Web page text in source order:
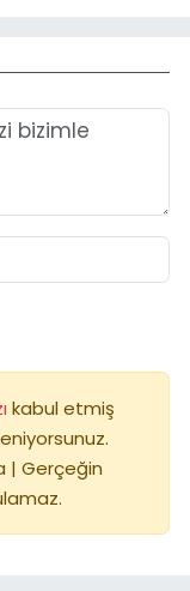
kabul etmiş
| Gerçeğin